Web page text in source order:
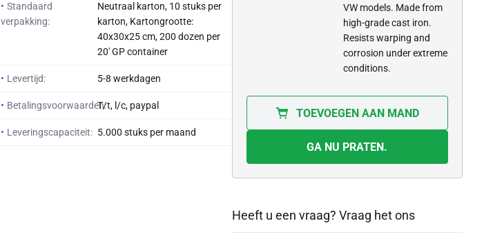
• Standaard
verpakking:
Neutraal karton, 10 stuks per
karton, Kartongrootte:
40x30x25 cm, 200 dozen per
20' GP container
• Levertijd: 5-8 werkdagen
• Betalingsvoorwaarden:T/t, l/c, paypal
• Leveringscapaciteit: 5.000 stuks per maand
VW models. Made from
high-grade cast iron.
Resists warping and
corrosion under extreme
conditions.
TOEVOEGEN AAN MAND
GA NU PRATEN.
Heeft u een vraag? Vraag het ons